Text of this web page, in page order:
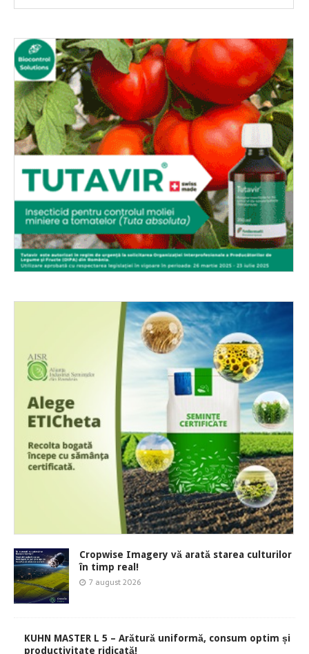
Cropwise Imagery vă arată starea culturilor
în timp real!
7 august 2026
KUHN MASTER L 5 – Arătură uniformă, consum optim și
productivitate ridicată!